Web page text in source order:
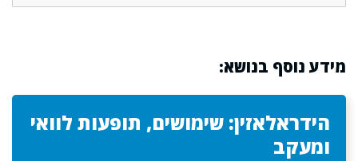
מידע נוסף בנושא:
הידראלאזין: שימושים, תופעות לוואי
ומעקב